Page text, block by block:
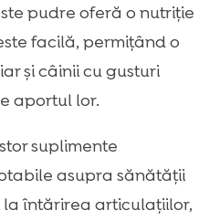
pudre oferă o nutriție
facilă, permițând o
și câinii cu gusturi
aportul lor.
suplimente
asupra sănătății
întărirea articulațiilor,